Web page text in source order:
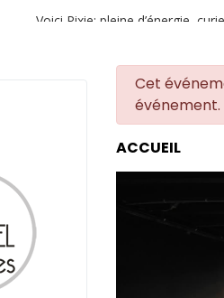
Voici Pixie: pleine d’énergie,
danger
Cet
événement.
ACCUEIL